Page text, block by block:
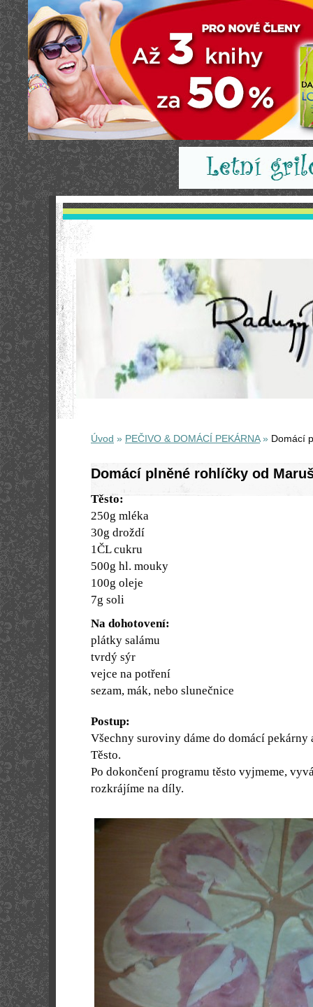
Úvod » PEČIVO & DOMÁCÍ PEKÁRNA» Domácí
Domácí plněné rohlíčky od
Těsto:
250g mléka
30g droždí
1ČL cukru
500g hl. mouky
100g oleje
7g soli
Na dohotovení:
plátky salámu
tvrdý sýr
vejce na potření
sezam, mák, nebo slunečnice
Postup:
Všechny suroviny dáme do domácí pekárny
Těsto.
Po dokončení programu těsto vyjmeme,
rozkrájíme na díly.